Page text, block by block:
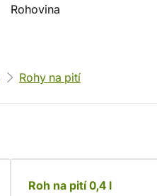
Rohovina
Rohy na pití
Roh na pití 0,4 l